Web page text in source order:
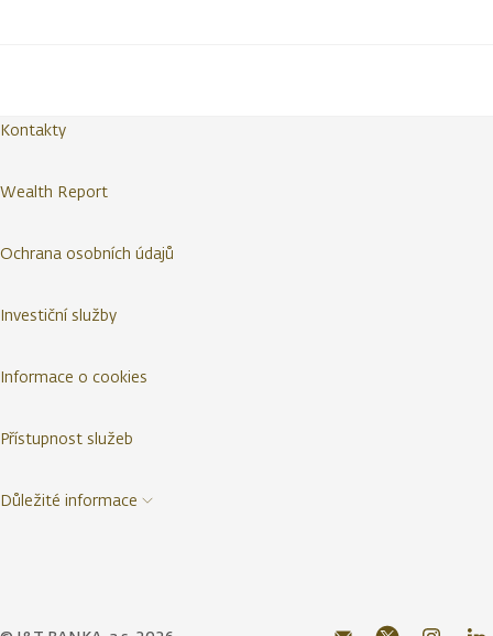
Kontakty
Wealth Report
Ochrana osobních údajů
Investiční služby
Informace o cookies
Přístupnost služeb
Důležité informace